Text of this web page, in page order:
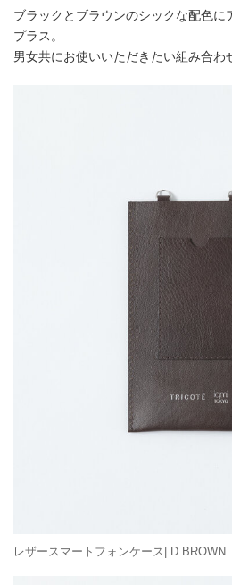
ブラックとブラウンのシックな配色に
プラス。
男女共にお使いいただきたい組み合わ
レザースマートフォンケース| D.BROWN